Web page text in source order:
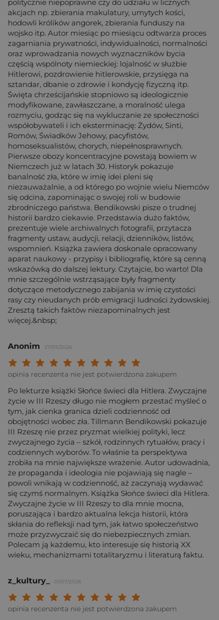
politycznie niepoprawne czy do udziału w licznych
akcjach np. zbierania makulatury, umytych kości,
hodowli królików angorek, zbierania funduszy na
wojsko itp. Autor miesiąc po miesiącu odtwarza proces
zagarniania prywatności, indywidualności, normalności
oraz wprowadzania nowych wyznaczników bycia
częścią wspólnoty niemieckiej: lojalność w służbie
Hitlerowi, pozdrowienie hitlerowskie, przysięga na
sztandar, dbanie o zdrowie i kondycję fizyczną itp.
Święta chrześcijańskie stopniowo są ideologicznie
modyfikowane, zawłaszczane, a moralność ulega
rozmyciu, godząc się na wykluczanie ze społeczności
współobywateli i ich eksterminację: Żydów, Sinti,
Romów, Świadków Jehowy, pacyfistów,
homoseksualistów, chorych, niepełnosprawnych.
Pierwsze obozy koncentracyjne powstają bowiem w
Niemczech już w latach 30. Historyk pokazuje
banalność zła, które w imię idei pleni się
niezauważalnie, a od którego po wojnie wielu Niemców
się odcina, zapominając o swojej roli w budowie
zbrodniczego państwa. Bendikowski pisze o trudnej
historii bardzo ciekawie. Przedstawia dużo faktów,
prezentuje wiele archiwalnych fotografii, przytacza
fragmenty ustaw, audycji, relacji, dzienników, listów,
wspomnień. Książka zawiera doskonale opracowany
aparat naukowy - przypisy i bibliografię, które są cenną
wskazówką do dalszej lektury. Czytajcie, bo warto! Dla
mnie szczególnie wstrząsające były fragmenty
dotyczące metodycznego zabijania w imię czystości
rasy czy nieudanych prób emigracji ludności żydowskiej.
Zresztą takich faktów niezapominalnych jest
więcej.&nbsp;
Anonim 27/05/2026
Twoja ocena:
Twoja ocena: Wybitna 9/
Twoja ocena: Rewelacyjna 8/
Twoja ocena: Bardzo dobra 7/10"
Twoja ocena: Dobra 6/10"
Twoja ocena: Przeciętna 5/10"
Twoja ocena: Może być 4/10"
Twoja ocena: Słaba 3/10"
Twoja ocena: Bardzo słaba 2/10"
Twoja ocena: Beznadziejna 1/10"
opinia recenzenta nie jest potwierdzona zakupem
Po lekturze książki Słońce świeci dla Hitlera. Zwyczajne
życie w III Rzeszy długo nie mogłem przestać myśleć o
tym, jak cienka granica dzieli codzienność od
obojętności wobec zła. Tillmann Bendikowski pokazuje
III Rzeszę nie przez pryzmat wielkiej polityki, lecz
zwyczajnego życia – szkół, rodzinnych rytuałów, pracy i
codziennych wyborów. To właśnie ta perspektywa
zrobiła na mnie największe wrażenie. Autor udowadnia,
że propaganda i ideologia nie pojawiają się nagle –
powoli wnikają w codzienność, aż zaczynają wydawać
się czymś normalnym. Książka Słońce świeci dla Hitlera.
Zwyczajne życie w III Rzeszy to dla mnie mocna,
poruszająca i bardzo aktualna lekcja historii, która
skłania do refleksji nad tym, jak łatwo społeczeństwo
może przyzwyczaić się do niebezpiecznych zmian.
Polecam ją każdemu, kto interesuje się historią XX
wieku, mechanizmami totalitaryzmu i literaturą faktu.
z_kultury_ 01/07/2026
Twoja ocena:
Twoja ocena: Wybitna 9/
Twoja ocena: Rewelacyjna 8/
Twoja ocena: Bardzo dobra 7/10"
Twoja ocena: Dobra 6/10"
Twoja ocena: Przeciętna 5/10"
Twoja ocena: Może być 4/10"
Twoja ocena: Słaba 3/10"
Twoja ocena: Bardzo słaba 2/10"
Twoja ocena: Beznadziejna 1/10"
opinia recenzenta nie jest potwierdzona zakupem